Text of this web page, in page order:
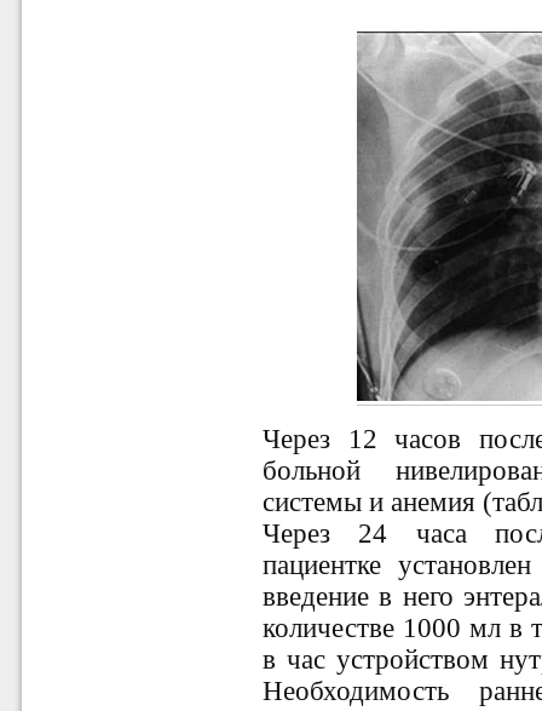
Через 12 часов
больной
системы и анемия
Через 24 часа
пациентке
введение в него
количестве 1000 мл в
в час устройством
Необходимость